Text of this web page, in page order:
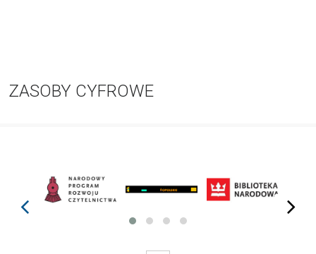
ZASOBY CYFROWE
prev next